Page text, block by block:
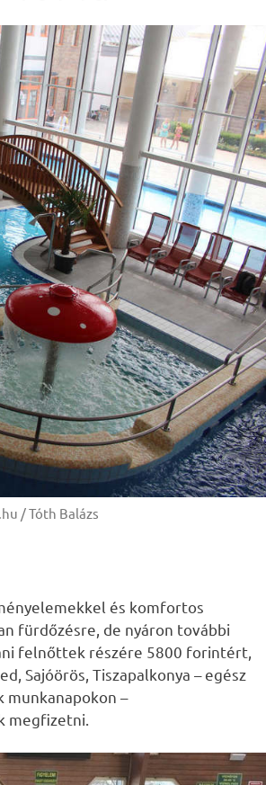
/ Tóth Balázs
és komfortos
fürdőzésre, de nyáron további
felnőttek részére 5800 forintért,
Sajóörös, Tiszapalkonya – egész
munkanapokon –
megfizetni.